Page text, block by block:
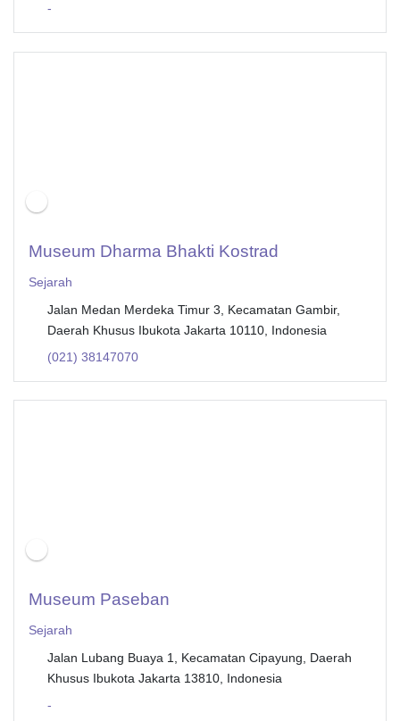
-
Museum Dharma Bhakti Kostrad
Sejarah
Jalan Medan Merdeka Timur 3, Kecamatan Gambir,
Daerah Khusus Ibukota Jakarta 10110, Indonesia
(021) 38147070
Museum Paseban
Sejarah
Jalan Lubang Buaya 1, Kecamatan Cipayung, Daerah
Khusus Ibukota Jakarta 13810, Indonesia
-